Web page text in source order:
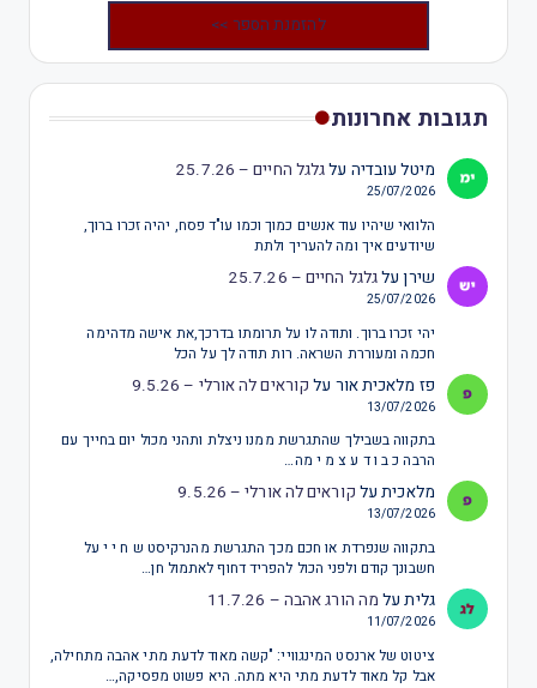
להזמנת הספר >>
תגובות אחרונות
מיטל עובדיה עלגלגל החיים – 25.7.26
25/07/2026
הלוואי שיהיו עוד אנשים כמוך וכמו עו"ד פסח, יהיה זכרו ברוך,
שיודעים איך ומה להעריך ולתת
שירןעלגלגל החיים – 25.7.26
25/07/2026
יהי זכרו ברוך. ותודה לו על תרומתו בדרכך,את אישה מדהימה
חכמה ומעוררת השראה. רות תודה לך על הכל
פז מלאכית אור על קוראים לה אורלי – 9.5.26
13/07/2026
בתקווה בשבילך שהתגרשת ממנו ניצלת ותהני מכול יום בחייך עם
הרבה כ ב ו ד ע צ מ י מה…
מלאכיתעל קוראים לה אורלי – 9.5.26
13/07/2026
בתקווה שנפרדת או חכם מכך התגרשת מהנרקיסט ש ח י י על
חשבונך קודם ולפני הכול להפריד דחוף לאתמול חן…
גליתעל מה הורג אהבה – 11.7.26
11/07/2026
ציטוט של ארנסט המינגוויי: "קשה מאוד לדעת מתי אהבה מתחילה,
אבל קל מאוד לדעת מתי היא מתה. היא פשוט מפסיקה,…